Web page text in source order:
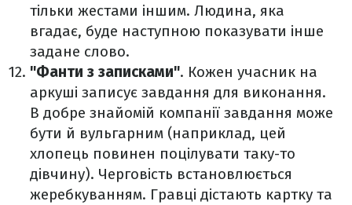
тільки жестами іншим. Людина, яка
вгадає, буде наступною показувати інше
задане слово.
"Фанти з записками". Кожен учасник на
аркуші записує завдання для виконання.
В добре знайомій компанії завдання може
бути й вульгарним (наприклад, цей
хлопець повинен поцілувати таку-то
дівчину). Черговість встановлюється
жеребкуванням. Гравці дістають картку та